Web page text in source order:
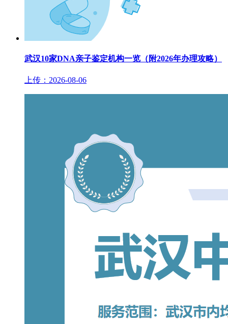
武汉10家DNA亲子鉴定机构一览（附2026年办理攻略）
上传：2026-08-06